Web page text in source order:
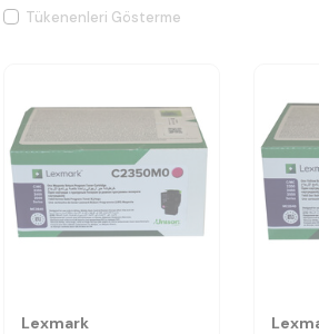
Tükenenleri Gösterme
Lexmark